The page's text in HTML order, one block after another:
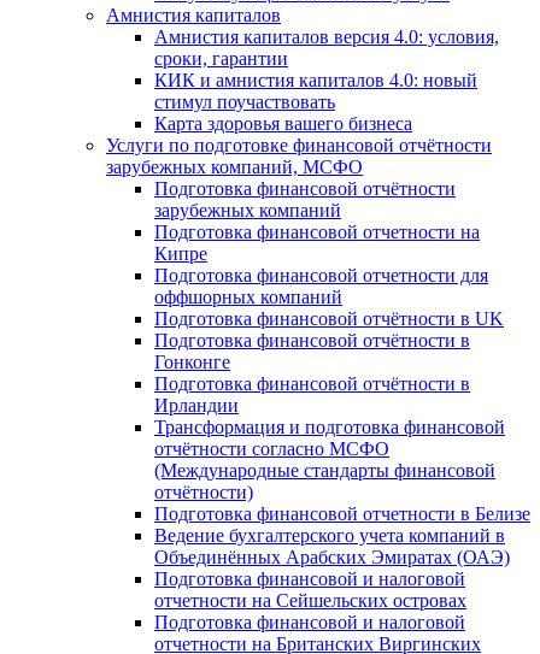
Амнистия капиталов
Амнистия капиталов версия 4.0: условия,
сроки, гарантии
КИК и амнистия капиталов 4.0: новый
стимул поучаствовать
Карта здоровья вашего бизнеса
Услуги по подготовке финансовой отчётности
зарубежных компаний, МСФО
Подготовка финансовой отчётности
зарубежных компаний
Подготовка финансовой отчетности на
Кипре
Подготовка финансовой отчетности для
оффшорных компаний
Подготовка финансовой отчётности в UK
Подготовка финансовой отчётности в
Гонконге
Подготовка финансовой отчётности в
Ирландии
Трансформация и подготовка финансовой
отчётности согласно МСФО
(Международные стандарты финансовой
отчётности)
Подготовка финансовой отчетности в Белизе
Ведение бухгалтерского учета компаний в
Объединённых Арабских Эмиратах (ОАЭ)
Подготовка финансовой и налоговой
отчетности на Сейшельских островах
Подготовка финансовой и налоговой
отчетности на Британских Виргинских